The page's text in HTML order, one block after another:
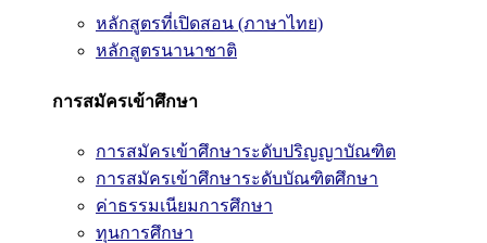
หลักสูตรที่เปิดสอน (ภาษาไทย)
หลักสูตรนานาชาติ
การสมัครเข้าศึกษา
การสมัครเข้าศึกษาระดับปริญญาบัณฑิต
การสมัครเข้าศึกษาระดับบัณฑิตศึกษา
ค่าธรรมเนียมการศึกษา
ทุนการศึกษา